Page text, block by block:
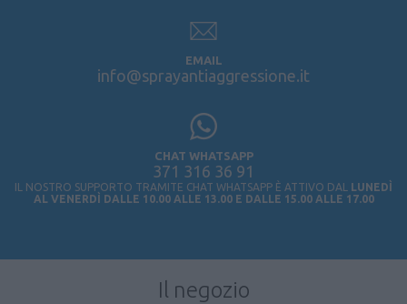
EMAIL
info@sprayantiaggressione.it
CHAT WHATSAPP
371 316 36 91
IL NOSTRO SUPPORTO TRAMITE CHAT WHATSAPP È ATTIVO DAL
LUNEDÌ
AL VENERDÌ DALLE 10.00 ALLE 13.00 E DALLE 15.00 ALLE 17.00
Il negozio